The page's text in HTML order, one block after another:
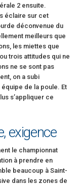
2 ensuite.
éclaire sur cet
déconvenue du
meilleurs que
les miettes que
trois attitudes qui ne
ne se sont pas
on a subi
de la poule. Et
s’appliquer ce
exigence
le championnat
à prendre en
beaucoup à Saint-
dans les zones de